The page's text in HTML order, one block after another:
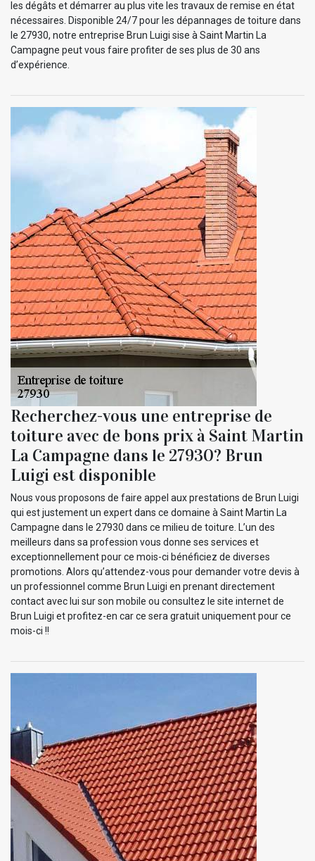
les dégâts et démarrer au plus vite les travaux de remise en état
nécessaires. Disponible 24/7 pour les dépannages de toiture dans
le 27930, notre entreprise Brun Luigi sise à Saint Martin La
Campagne peut vous faire profiter de ses plus de 30 ans
d’expérience.
Recherchez-vous une entreprise de
toiture avec de bons prix à Saint Martin
La Campagne dans le 27930? Brun
Luigi est disponible
Nous vous proposons de faire appel aux prestations de Brun Luigi
qui est justement un expert dans ce domaine à Saint Martin La
Campagne dans le 27930 dans ce milieu de toiture. L’un des
meilleurs dans sa profession vous donne ses services et
exceptionnellement pour ce mois-ci bénéficiez de diverses
promotions. Alors qu’attendez-vous pour demander votre devis à
un professionnel comme Brun Luigi en prenant directement
contact avec lui sur son mobile ou consultez le site internet de
Brun Luigi et profitez-en car ce sera gratuit uniquement pour ce
mois-ci !!